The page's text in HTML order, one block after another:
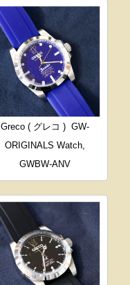
Greco ( グレコ ) GW-
ORIGINALS Watch,
GWBW-ANV